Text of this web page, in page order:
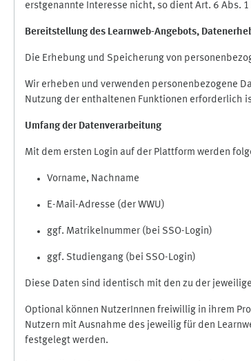
erstgenannte Interesse nicht, so dient Art. 6 Abs.
Bereitstellung des Learnweb-Angebots,
Die Erhebung und Speicherung von
Wir erheben und verwenden personenbezogene
Nutzung der enthaltenen Funktionen erforderlich
Umfang der Datenverarbeitung
Mit dem ersten Login auf der Plattform werden
Vorname, Nachname
E-Mail-Adresse (der WWU)
ggf. Matrikelnummer (bei SSO-Login)
ggf. Studiengang (bei SSO-Login)
Diese Daten sind identisch mit den zu der
Optional können NutzerInnen freiwillig in ihrem
Nutzern mit Ausnahme des jeweilig für den
festgelegt werden.